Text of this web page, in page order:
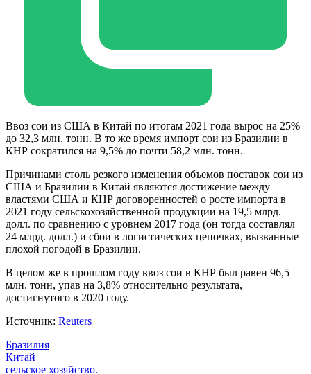
Ввоз сои из США в Китай по итогам 2021 года вырос на 25%
до 32,3 млн. тонн. В то же время импорт сои из Бразилии в
КНР сократился на 9,5% до почти 58,2 млн. тонн.
Причинами столь резкого изменения объемов поставок сои из
США и Бразилии в Китай являются достижение между
властями США и КНР договоренностей о росте импорта в
2021 году сельскохозяйственной продукции на 19,5 млрд.
долл. по сравнению с уровнем 2017 года (он тогда составлял
24 млрд. долл.) и сбои в логистических цепочках, вызванные
плохой погодой в Бразилии.
В целом же в прошлом году ввоз сои в КНР был равен 96,5
млн. тонн, упав на 3,8% относительно результата,
достигнутого в 2020 году.
Источник: Reuters
Бразилия
Китай
сельское хозяйство.